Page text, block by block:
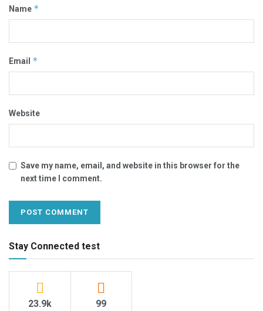
Name *
Email *
Website
Save my name, email, and website in this browser for the
next time I comment.
Stay Connected test
23.9k 99